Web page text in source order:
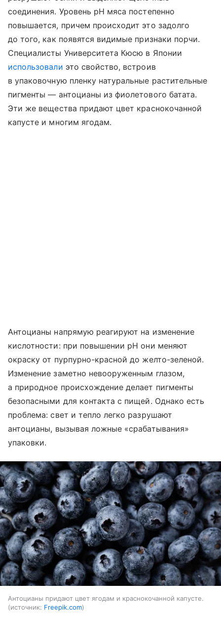
соединения. Уровень pH мяса постепенно
повышается, причем происходит это задолго
до того, как появятся видимые признаки порчи.
Специалисты Университета Кюсю в Японии
использовали это свойство, встроив
в упаковочную пленку натуральные растительные
пигменты — антоцианы из фиолетового батата.
Эти же вещества придают цвет краснокочанной
капусте и многим ягодам.
Антоцианы напрямую реагируют на изменение
кислотности: при повышении pH они меняют
окраску от пурпурно-красной до желто-зеленой.
Изменение заметно невооруженным глазом,
а природное происхождение делает пигменты
безопасными для контакта с пищей. Однако есть
проблема: свет и тепло легко разрушают
антоцианы, вызывая ложные «срабатывания»
упаковки.
Антоцианы придают цвет ягодам и краснокочанной капусте.
источник: Freepik.com